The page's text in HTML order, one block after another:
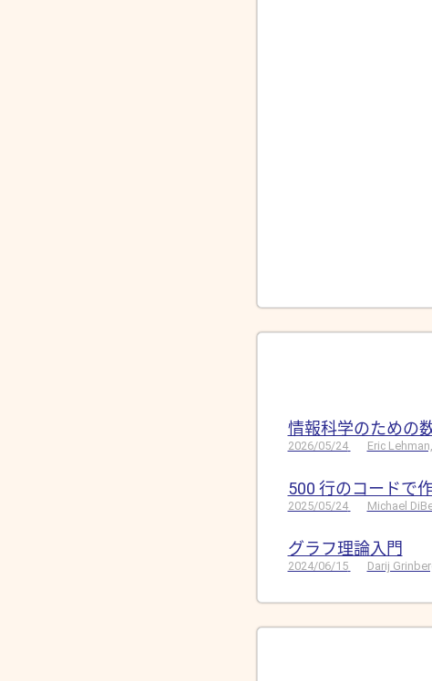
情報科学のための
2026/05/24 Eric
500 行のコードで
2025/05/24 Michael
グラフ理論入門
2024/06/15 Darij